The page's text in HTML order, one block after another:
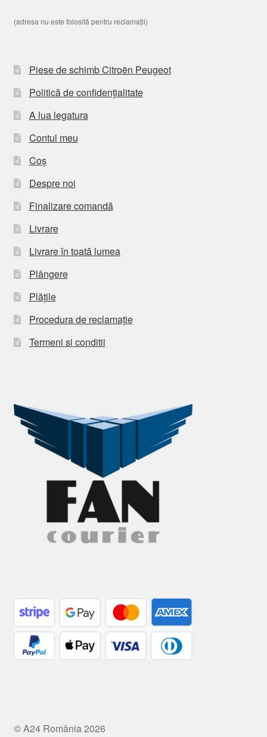
(adresa nu este folosită pentru reclamații)
Piese de schimb Citroën Peugeot
Politică de confidențialitate
A lua legatura
Contul meu
Coș
Despre noi
Finalizare comandă
Livrare
Livrare în toată lumea
Plângere
Plățile
Procedura de reclamație
Termeni si conditii
© A24 România 2026